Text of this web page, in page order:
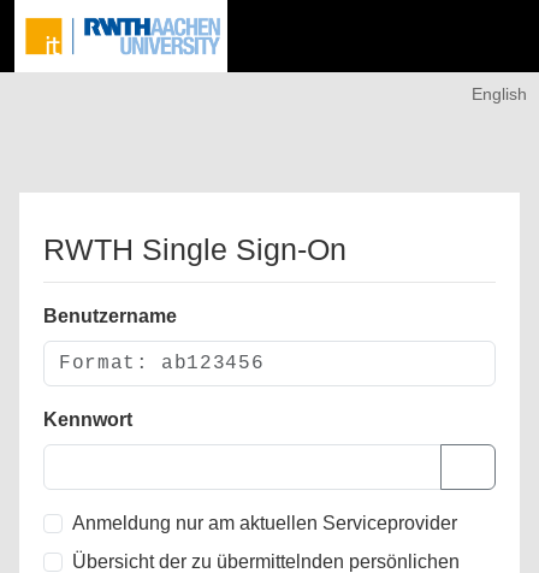
English
RWTH Single Sign-On
Benutzername
Kennwort
Anmeldung nur am aktuellen Serviceprovider
Übersicht der zu übermittelnden persönlichen